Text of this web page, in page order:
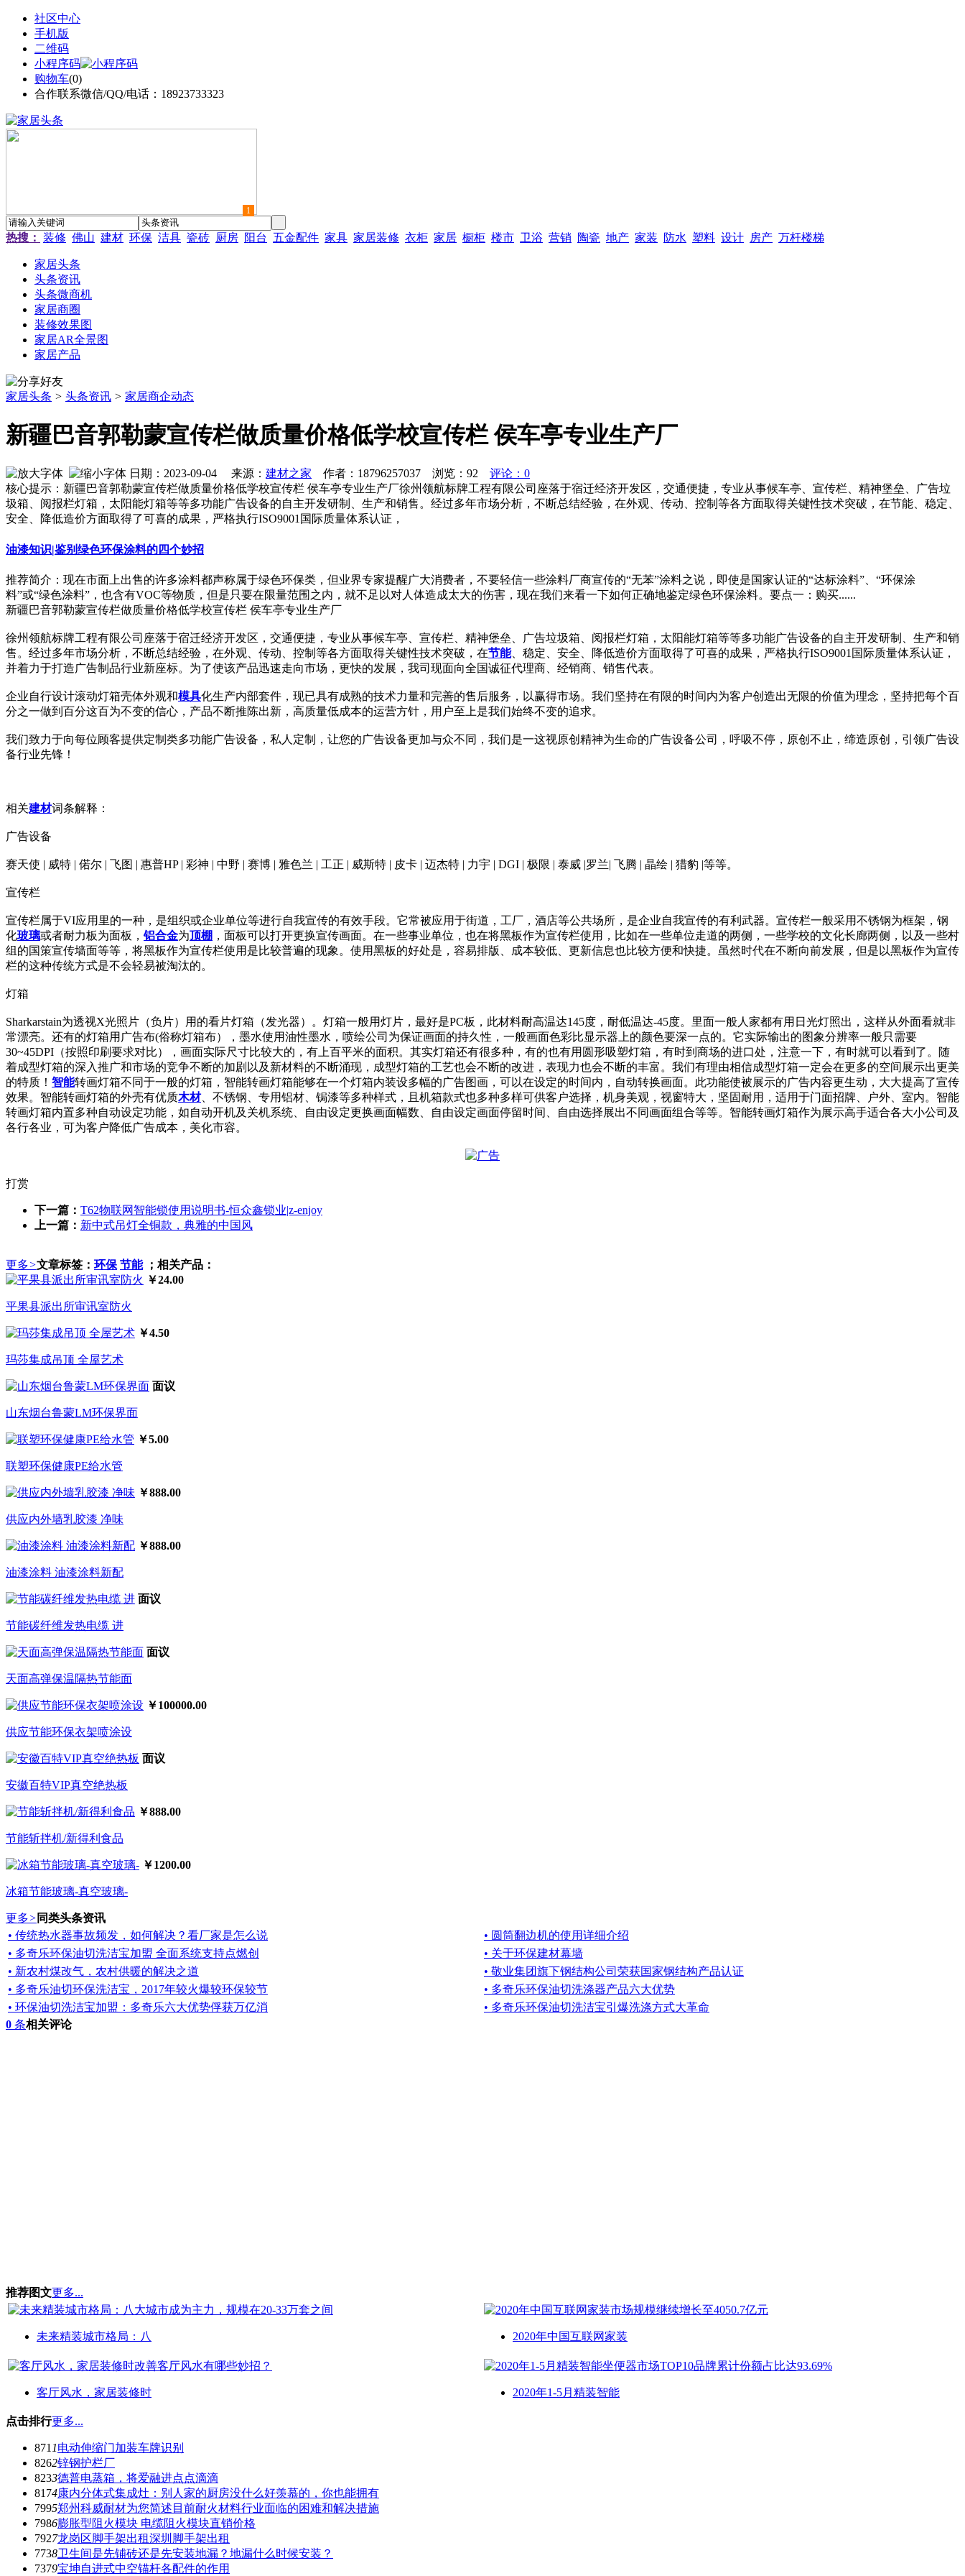
社区中心
手机版
二维码
小程序码
购物车(0)
合作联系微信/QQ/电话：18923733323
1
热搜： 装修 佛山 建材 环保 洁具 瓷砖 厨房 阳台 五金配件 家具 家居装修 衣柜 家居 橱柜 楼市 卫浴 营销 陶瓷 地产 家装 防水 塑料 设计 房产 万杆楼梯
家居头条
头条资讯
头条微商机
家居商圈
装修效果图
家居AR全景图
家居产品
家居头条 > 头条资讯 > 家居商企动态
新疆巴音郭勒蒙宣传栏做质量价格低学校宣传栏 侯车亭专业生产厂
日期：2023-09-04 来源： 建材之家 作者：18796257037 浏览： 92
评论：0
核心提示：新疆巴音郭勒蒙宣传栏做质量价格低学校宣传栏 侯车亭专业生产厂徐州领航标牌工程有限公司座落于宿迁经济开发区，交通便捷，专业从事候车亭、宣传栏、精神堡垒、广告垃
圾箱、阅报栏灯箱，太阳能灯箱等等多功能广告设备的自主开发研制、生产和销售。经过多年市场分析，不断总结经验，在外观、传动、控制等各方面取得关键性技术突破，在节能、稳定、
安全、降低造价方面取得了可喜的成果，严格执行ISO9001国际质量体系认证，
油漆知识|鉴别绿色环保涂料的四个妙招
推荐简介：现在市面上出售的许多涂料都声称属于绿色环保类，但业界专家提醒广大消费者，不要轻信一些涂料厂商宣传的“无苯”涂料之说，即使是国家认证的“达标涂料”、“环保涂
料”或“绿色涂料”，也含有VOC等物质，但是只要在限量范围之内，就不足以对人体造成太大的伤害，现在我们来看一下如何正确地鉴定绿色环保涂料。要点一：购买......
新疆巴音郭勒蒙宣传栏做质量价格低学校宣传栏 侯车亭专业生产厂
徐州领航标牌工程有限公司座落于宿迁经济开发区，交通便捷，专业从事候车亭、宣传栏、精神堡垒、广告垃圾箱、阅报栏灯箱，太阳能灯箱等等多功能广告设备的自主开发研制、生产和销
售。经过多年市场分析，不断总结经验，在外观、传动、控制等各方面取得关键性技术突破，在节能、稳定、安全、降低造价方面取得了可喜的成果，严格执行ISO9001国际质量体系认证，
并着力于打造广告制品行业新座标。为了使该产品迅速走向市场，更快的发展，我司现面向全国诚征代理商、经销商、销售代表。
企业自行设计滚动灯箱壳体外观和模具化生产内部套件，现已具有成熟的技术力量和完善的售后服务，以赢得市场。我们坚持在有限的时间内为客户创造出无限的价值为理念，坚持把每个百
分之一做到百分这百为不变的信心，产品不断推陈出新，高质量低成本的运营方针，用户至上是我们始终不变的追求。
我们致力于向每位顾客提供定制类多功能广告设备，私人定制，让您的广告设备更加与众不同，我们是一这视原创精神为生命的广告设备公司，呼吸不停，原创不止，缔造原创，引领广告设
备行业先锋！
相关建材词条解释：
广告设备
赛天使 | 威特 | 偌尔 | 飞图 | 惠普HP | 彩神 | 中野 | 赛博 | 雅色兰 | 工正 | 威斯特 | 皮卡 | 迈杰特 | 力宇 | DGI | 极限 | 泰威 |罗兰| 飞腾 | 晶绘 | 猎豹 |等等。
宣传栏
宣传栏属于VI应用里的一种，是组织或企业单位等进行自我宣传的有效手段。它常被应用于街道，工厂，酒店等公共场所，是企业自我宣传的有利武器。宣传栏一般采用不锈钢为框架，钢
化玻璃或者耐力板为面板，铝合金为顶棚 ，面板可以打开更换宣传画面。在一些事业单位，也在将黑板作为宣传栏使用，比如在一些单位走道的两侧，一些学校的文化长廊两侧，以及一些村
组的国策宣传墙面等等，将黑板作为宣传栏使用是比较普遍的现象。使用黑板的好处是，容易排版、成本较低、更新信息也比较方便和快捷。虽然时代在不断向前发展，但是以黑板作为宣传
栏的这种传统方式是不会轻易被淘汰的。
灯箱
Sharkarstain为透视X光照片（负片）用的看片灯箱（发光器）。灯箱一般用灯片，最好是PC板，此材料耐高温达145度，耐低温达-45度。里面一般人家都有用日光灯照出，这样从外面看就非
常漂亮。还有的灯箱用广告布(俗称灯箱布），墨水使用油性墨水，喷绘公司为保证画面的持久性，一般画面色彩比显示器上的颜色要深一点的。它实际输出的图象分辨率一般只需要
30~45DPI（按照印刷要求对比），画面实际尺寸比较大的，有上百平米的面积。其实灯箱还有很多种，有的也有用圆形吸塑灯箱，有时到商场的进口处，注意一下，有时就可以看到了。随
着成型灯箱的深入推广和市场的竞争不断的加剧以及新材料的不断涌现，成型灯箱的工艺也会不断的改进，表现力也会不断的丰富。我们有理由相信成型灯箱一定会在更多的空间展示出更美
的特质！ 智能转画灯箱不同于一般的灯箱，智能转画灯箱能够在一个灯箱内装设多幅的广告图画，可以在设定的时间内，自动转换画面。此功能使被展示的广告内容更生动，大大提高了宣传
效果。智能转画灯箱的外壳有优质木材、不锈钢、专用铝材、锔漆等多种样式，且机箱款式也多种多样可供客户选择，机身美观，视窗特大，坚固耐用，适用于门面招牌、户外、室内。智能
转画灯箱内置多种自动设定功能，如自动开机及关机系统、自由设定更换画面幅数、自由设定画面停留时间、自由选择展出不同画面组合等等。智能转画灯箱作为展示高手适合各大小公司及
各行各业，可为客户降低广告成本，美化市容。
打赏
下一篇： T62物联网智能锁使用说明书-恒众鑫锁业|z-enjoy
上一篇： 新中式吊灯全铜款，典雅的中国风
更多>文章标签： 环保 节能；相关产品：
￥24.00
平果县派出所审讯室防火
￥4.50
玛莎集成吊顶 全屋艺术
面议
山东烟台鲁蒙LM环保界面
￥5.00
联塑环保健康PE给水管
￥888.00
供应内外墙乳胶漆 净味
￥888.00
油漆涂料 油漆涂料新配
面议
节能碳纤维发热电缆 进
面议
天面高弹保温隔热节能面
￥100000.00
供应节能环保衣架喷涂设
面议
安徽百特VIP真空绝热板
￥888.00
节能斩拌机/新得利食品
￥1200.00
冰箱节能玻璃-真空玻璃-
更多> 同类头条资讯
• 传统热水器事故频发，如何解决？看厂家是怎么说
• 圆筒翻边机的使用详细介绍
• 多奇乐环保油切洗洁宝加盟 全面系统支持点燃创
• 关于环保建材幕墙
• 新农村煤改气，农村供暖的解决之道
• 敬业集团旗下钢结构公司荣获国家钢结构产品认证
• 多奇乐油切环保洗洁宝，2017年较火爆较环保较节
• 多奇乐环保油切洗涤器产品六大优势
• 环保油切洗洁宝加盟：多奇乐六大优势俘获万亿消
• 多奇乐环保油切洗洁宝引爆洗涤方式大革命
0 条相关评论
推荐图文更多...
未来精装城市格局：八 2020年中国互联网家装
客厅风水，家居装修时 2020年1-5月精装智能
点击排行更多...
871 1电动伸缩门加装车牌识别
8262锌钢护栏厂
8233德普电蒸箱，将爱融进点点滴滴
8174康内分体式集成灶：别人家的厨房没什么好羡慕的，你也能拥有
7995郑州科威耐材为您简述目前耐火材料行业面临的困难和解决措施
7986膨胀型阻火模块 电缆阻火模块直销价格
7927龙岗区脚手架出租深圳脚手架出租
7738卫生间是先铺砖还是先安装地漏？地漏什么时候安装？
7379宝坤自进式中空锚杆各配件的作用